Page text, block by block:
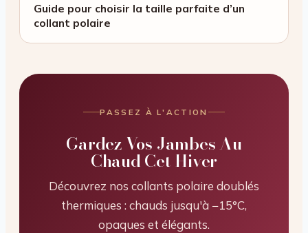
Guide pour choisir la taille parfaite d’un
collant polaire
PASSEZ À L'ACTION
Gardez Vos Jambes Au
Chaud Cet Hiver
Découvrez nos collants polaire doublés
thermiques : chauds jusqu'à −15°C,
opaques et élégants.